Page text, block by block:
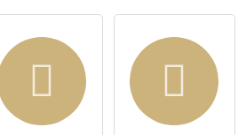
Sie, öffentliche Fragen sindfür alle
individuelle Frage
zu stellen.